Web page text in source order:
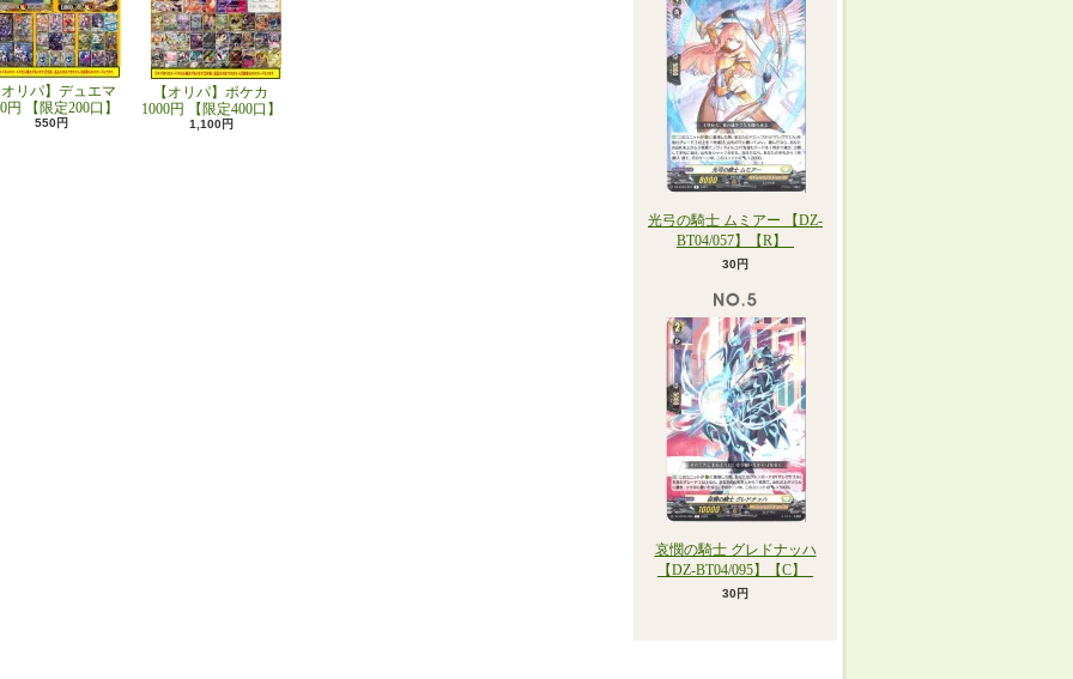
リパ】デュエマ
円 【限定200口】
550円
【オリパ】ポケカ
1000円 【限定400口】
1,100円
光弓の騎士 ムミアー 【DZ-
BT04/057】【R】_
30円
哀憫の騎士 グレドナッハ
【DZ-BT04/095】【C】_
30円